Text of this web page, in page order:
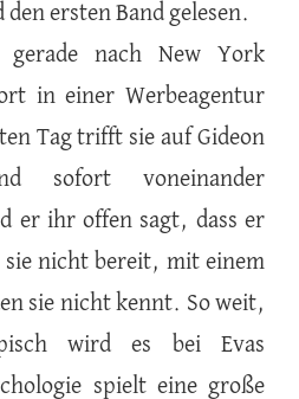
ersten Band gelesen.
nach New York
in einer Werbeagentur
Tag trifft sie auf Gideon
sofort voneinander
er ihr offen sagt, dass er
nicht bereit, mit einem
sie nicht kennt. So weit,
wird es bei Evas
spielt eine große